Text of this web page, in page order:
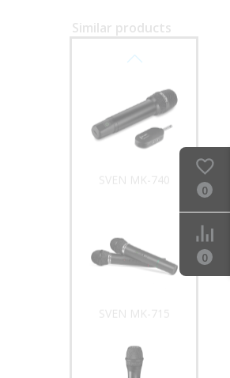
Similar products
SVEN MK-740
SVEN MK-715
0
0